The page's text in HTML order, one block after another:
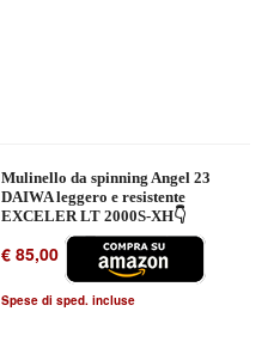
Mulinello da spinning Angel 23
DAIWA leggero e resistente
EXCELER LT 2000S-XH👇
€ 85,00
Spese di sped. incluse